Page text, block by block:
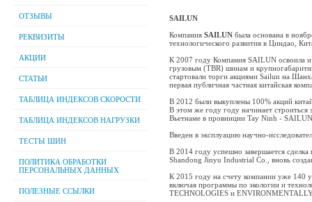
ОТЗЫВЫ
РЕКВИЗИТЫ
АКЦИИ
СТАТЬИ
ТАБЛИЦА ИНДЕКСОВ СКОРОСТИ
ТАБЛИЦА ИНДЕКСОВ НАГРУЗКИ
ТЕСТЫ ШИН
ПОЛИТИКА ОБРАБОТКИ
ПЕРСОНАЛЬНЫХ ДАННЫХ
ПОЛЕЗНЫЕ ССЫЛКИ
SAILUN
Компания SAILUN была основана в
технологического развития в Циндао,
К 2007 году Компания SAILUN освоила
грузовым (TBR) шинам и
стартовали торги акциями Sailun на
первая публичная частная китайская
В 2012 были выкуплены 100% акций
В этом же году году начинает строиться
Вьетнаме в провинции Tay Ninh -
Введен в эксплуацию научно-
В 2014 году успешно завершается
Shandong Jinyu Industrial Co., вновь
К 2015 году на счету компании уже 140
включая программы по экологии и
TECHNOLOGIES и